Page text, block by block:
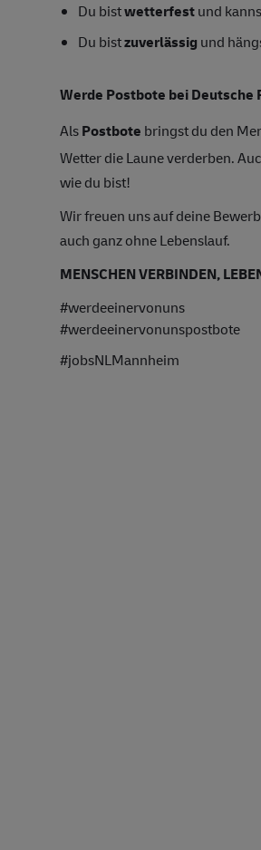
Du bistwetterfestund
Du bistzuverlässig und
Werde Postbote bei Deutsche
AlsPostbote bringst du den
Wetter die Laune verderben.
wie du bist!
Wir freuen uns auf deine
auch ganz ohne Lebenslauf.
MENSCHEN VERBINDEN,
#werdeeinervonuns
#werdeeinervonunspostbote
#jobsNLMannheim